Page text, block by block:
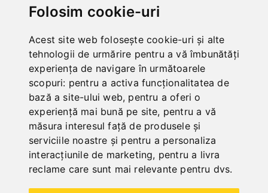
Folosim cookie-uri
Acest site web folosește cookie-uri și alte
tehnologii de urmărire pentru a vă îmbunătăți
experiența de navigare în următoarele
scopuri: pentru a activa funcționalitatea de
bază a site-ului web, pentru a oferi o
experiență mai bună pe site, pentru a vă
măsura interesul față de produsele și
serviciile noastre și pentru a personaliza
interacțiunile de marketing, pentru a livra
reclame care sunt mai relevante pentru dvs.
MASINI DE GAURIT SI FREZAT